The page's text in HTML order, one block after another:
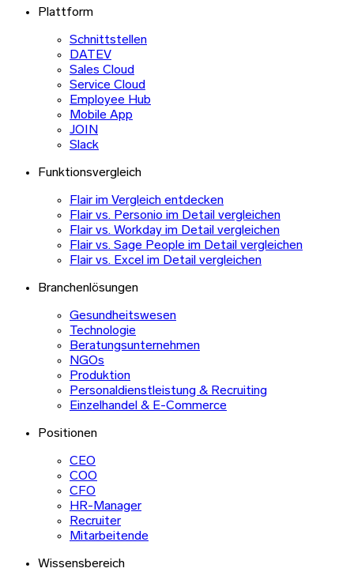
Plattform
Schnittstellen
DATEV
Sales Cloud
Service Cloud
Employee Hub
Mobile App
JOIN
Slack
Funktionsvergleich
Flair im Vergleich entdecken
Flair vs. Personio im Detail vergleichen
Flair vs. Workday im Detail vergleichen
Flair vs. Sage People im Detail vergleichen
Flair vs. Excel im Detail vergleichen
Branchenlösungen
Gesundheitswesen
Technologie
Beratungsunternehmen
NGOs
Produktion
Personaldienstleistung & Recruiting
Einzelhandel & E-Commerce
Positionen
CEO
COO
CFO
HR-Manager
Recruiter
Mitarbeitende
Wissensbereich